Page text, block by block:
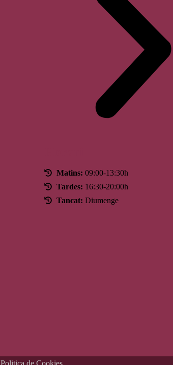
Matins: 09:00-13:30h
Tardes: 16:30-20:00h
Tancat: Diumenge